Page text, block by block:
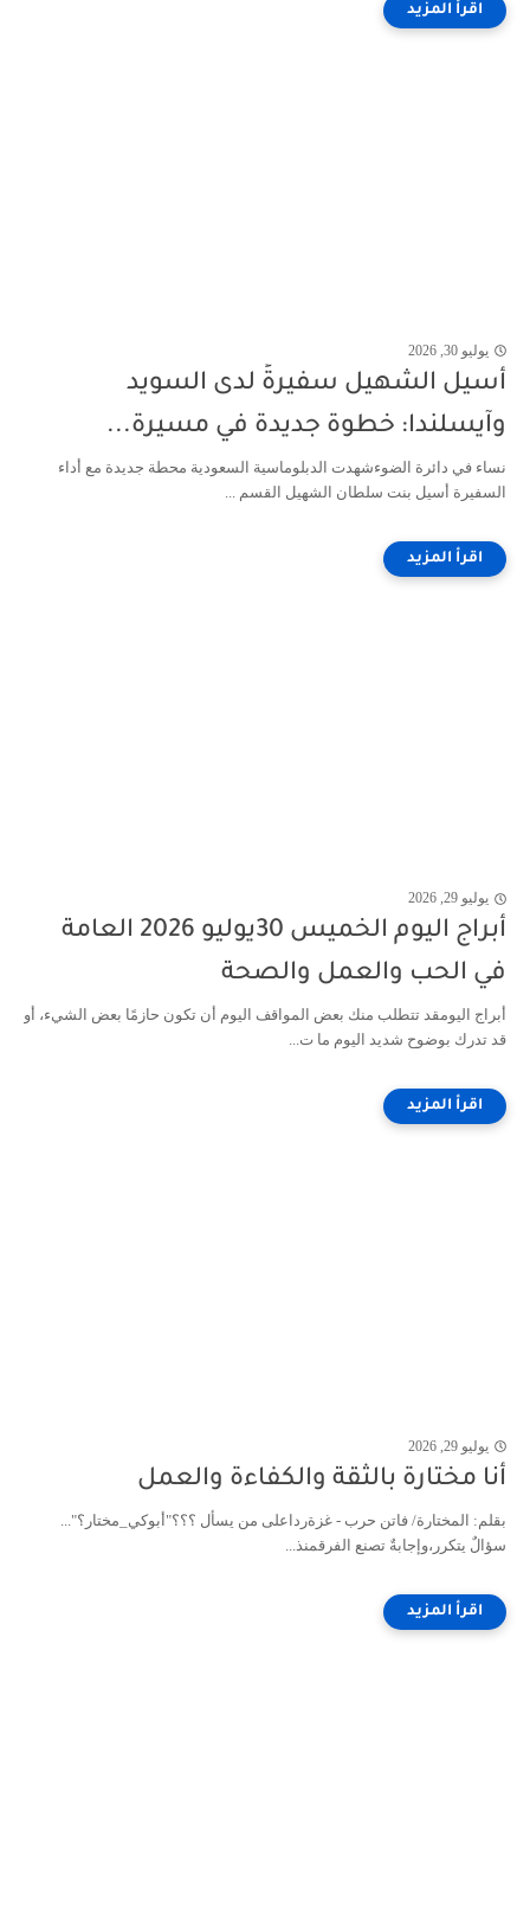
يوليو 30, 2026
أسيل الشهيل سفيرةً لدى السويد
وآيسلندا: خطوة جديدة في مسيرة...
نساء في دائرة الضوءشهدت الدبلوماسية السعودية محطة جديدة مع أداء
السفيرة أسيل بنت سلطان الشهيل القسم ...
يوليو 29, 2026
أبراج اليوم الخميس 30يوليو 2026 العامة
في الحب والعمل والصحة
أبراج اليومقد تتطلب منك بعض المواقف اليوم أن تكون حازمًا بعض الشيء، أو
قد تدرك بوضوح شديد اليوم ما ت...
يوليو 29, 2026
أنا مختارة بالثقة والكفاءة والعمل
بقلم: المختارة/ فاتن حرب - غزةرداعلى من يسأل ؟؟؟"أبوكي_مختار؟"...
سؤالٌ يتكرر،وإجابةٌ تصنع الفرقمنذ...